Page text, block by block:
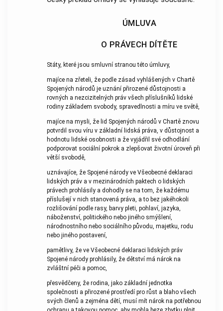
ÚMLUVA
O PRÁVECH DÍTĚTE
Státy, které jsou smluvní stranou této úmluvy,
majíce na zřeteli, že podle zásad vyhlášených v Chartě
Spojených národů je uznání přirozené důstojnosti a
rovných a nezcizitelných práv všech příslušníků lidské
rodiny základem svobody, spravedlnosti a míru ve světě,
majíce na mysli, že lid Spojených národů v Chartě znovu
potvrdil svou víru v základní lidská práva, v důstojnost a
hodnotu lidské osobnosti a že vyjádřil své odhodlání
podporovat sociální pokrok a zlepšovat životní úroveň při
větší svobodě,
uznávajíce, že Spojené národy ve Všeobecné deklaraci
lidských práv a v mezinárodních paktech o lidských
právech prohlásily a dohodly se na tom, že každému
příslušejí v nich stanovená práva, a to bez jakéhokoli
rozlišování podle rasy, barvy pleti, pohlaví, jazyka,
náboženství, politického nebo jiného smýšlení,
národnostního nebo sociálního původu, majetku, rodu
nebo jiného postavení,
pamětlivy, že ve Všeobecné deklaraci lidských práv
Spojené národy prohlásily, že dětství má nárok na
zvláštní péči a pomoc,
přesvědčeny, že rodina, jako základní jednotka
společnosti a přirozené prostředí pro růst a blaho všech
svých členů a zejména dětí, musí mít nárok na potřebnou